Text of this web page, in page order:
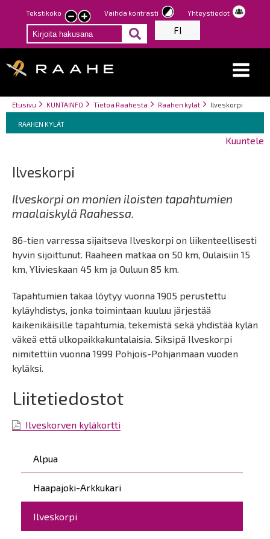
Hyppää
pääsisältöön
Tekstikoko
Pienennä
tekstin
kokoa
Suurenna
tekstin
kokoa
Vaihda kontrasti Yhteystiedot
FI
Breadcrumbs
You
here:
Etusivu KUNTAINFO Tietoa Raahesta Raahen kylät Ilveskorpi
Breadcrumbs
You
are
RAAHEN KYLÄT
Kuuntele
Päävalikko
Alpua
Haapajoki-Arkkukari
Ilveskorpi
Ilveskorpi
Ilveskorpi on monien iloisten tapahtumien
maalaiskylä Raahessa.
86-tien varressa sijaitseva Ilveskorpi on liikenteellisesti
hyvin sijoittunut. Raaheen matkaa on 50 km, Oulaisiin 15
km, Ylivieskaan 45 km ja Ouluun 85 km.
Tapahtumien takaa löytyy vuonna 1905 perustettu
kyläyhdistys, jonka toimintaan kuuluu järjestää
kaikenikäisille tapahtumia, tekemistä sekä yhdistää kylän
väkeä että ulkopaikkakuntalaisia. Siksipä Ilveskorpi
nimitettiin vuonna 1999 Pohjois-Pohjanmaan vuoden
kyläksi.
Liitetiedostot
Ilveskorven kyläkortti